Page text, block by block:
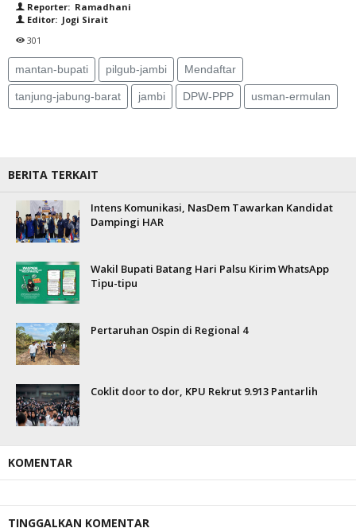
Reporter: Ramadhani
Editor: Jogi Sirait
301
mantan-bupati pilgub-jambi Mendaftar
tanjung-jabung-barat jambi DPW-PPP usman-ermulan
BERITA TERKAIT
Intens Komunikasi, NasDem Tawarkan Kandidat
Dampingi HAR
Wakil Bupati Batang Hari Palsu Kirim WhatsApp
Tipu-tipu
Pertaruhan Ospin di Regional 4
Coklit door to dor, KPU Rekrut 9.913 Pantarlih
KOMENTAR
TINGGALKAN KOMENTAR